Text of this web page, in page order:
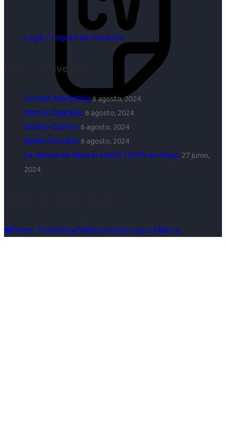
Login / Logout de Usuarios
Últimas Novedades
Growth Marketing 6 agosto, 2024
Ventas Digitales 6 agosto, 2024
Diseño Gráfico 6 agosto, 2024
Redes Sociales 6 agosto, 2024
La demanda laboral creció 10,3% en mayo 27 junio,
2024
☎️Flores, Trinidad ✔️Seleccionamos para Fábrica